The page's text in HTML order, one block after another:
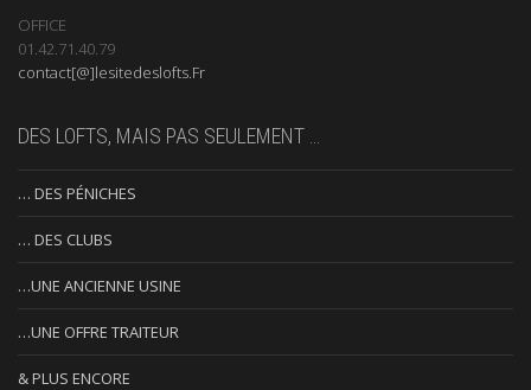
OFFICE
01.42.71.40.79
contact[@]lesitedeslofts.Fr
DES LOFTS, MAIS PAS SEULEMENT …
… DES PÉNICHES
… DES CLUBS
…UNE ANCIENNE USINE
…UNE OFFRE TRAITEUR
& PLUS ENCORE